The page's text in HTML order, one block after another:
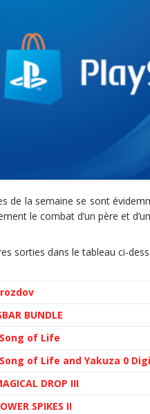
de la semaine se sont
le combat d’un père et
sorties dans le tableau ci-
BUNDLE
of Life
of Life and Yakuza 0
DROP III
SPIKES II